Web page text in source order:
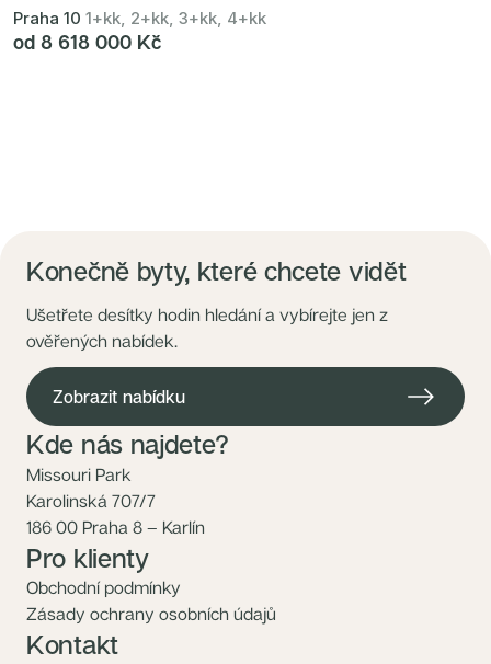
Praha 10 1+kk, 2+kk, 3+kk, 4+kk
od 8 618 000 Kč
Konečně byty, které chcete vidět
Ušetřete desítky hodin hledání a vybírejte jen z
ověřených nabídek.
Zobrazit nabídku
Kde nás najdete?
Missouri Park
Karolinská 707/7
186 00 Praha 8 – Karlín
Pro klienty
Obchodní podmínky
Zásady ochrany osobních údajů
Kontakt